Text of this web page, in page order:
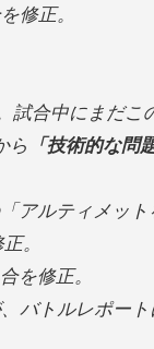
修正。
試合中にまだこ
ら
「技術的な問
アルティメット
。
を修正。
バトルレポート